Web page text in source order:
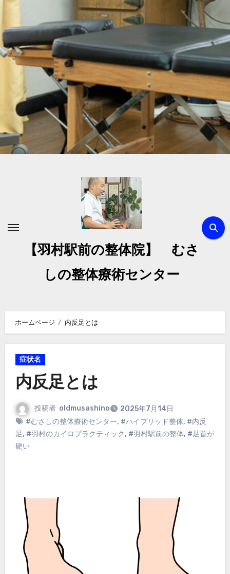
を
ス
【羽村駅前の整体院】 むさ
しの整体療術センター
ホームページ 内反足とは
症状名
内反足とは
投稿者 oldmusashino
2025年7月14日
#むさしの整体療術センター, #ハイブリッド整体, #内反
足, #羽村のカイロプラクティック, #羽村駅前の整体, #足首が
硬い